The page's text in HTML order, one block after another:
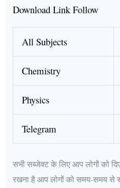
Download Link Follow
All Subjects
Chemistry
Physics
Telegram
सभी सब्जेक्ट के लिए आप लोगों को
रखना है आप लोगों को समय-समय से